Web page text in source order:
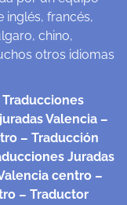
francés,
chino,
otros idiomas
Traducciones
Valencia –
– Traducción
Juradas
centro –
– Traductor